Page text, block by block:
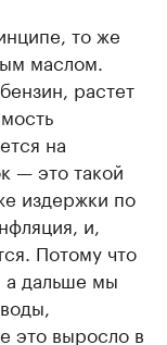
то же
маслом.
растет
на
— это такой
издержки по
и,
Потому что
а дальше мы
это выросло в